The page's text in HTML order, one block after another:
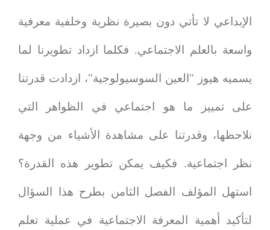
الإبداعي لا تأتي دون بصيرة نظرية وخلفية معرفية
واسعة بالعلم الاجتماعي. فكلما ازداد تطويرنا لما
يسميه هيوز "العين السوسيولوجية"، ازدادت قدرتنا
على تمييز ما هو اجتماعي في الظواهر التي
نلاحظها، وقدرتنا على مشاهدة الأشياء من وجهة
نظر اجتماعية. فكيف يمكن تطوير هذه القدرة؟
استهل المؤلف الفصل الثامن بطرح هذا السؤال
لتأكيد أهمية المعرفة الاجتماعية في عملية تعلم